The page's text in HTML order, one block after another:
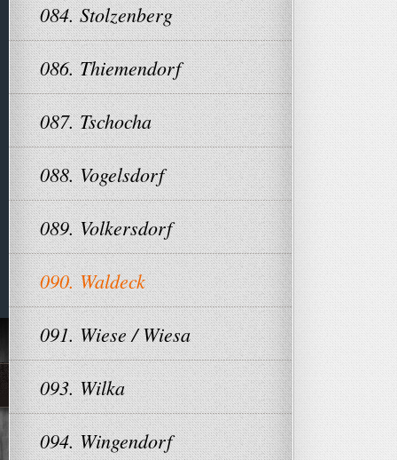
084. Stolzenberg
086. Thiemendorf
087. Tschocha
088. Vogelsdorf
089. Volkersdorf
090. Waldeck
091. Wiese / Wiesa
093. Wilka
094. Wingendorf